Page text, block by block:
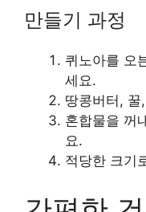
만들기 과정
퀴노아를 오
세요.
땅콩버터, 꿀
혼합물을 꺼
요.
적당한 크기